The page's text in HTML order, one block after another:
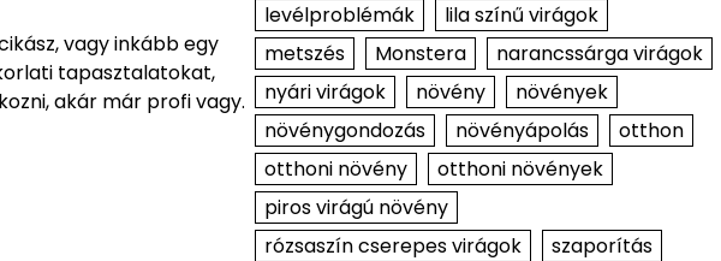
vagy inkább egy
tapasztalatokat,
akár már profi vagy.
levélproblémák
lila színű virágok
metszés
Monstera
narancssárga virágok
nyári virágok
növény
növények
növénygondozás
növényápolás
otthon
otthoni növény
otthoni növények
piros virágú növény
rózsaszín cserepes virágok
szaporítás